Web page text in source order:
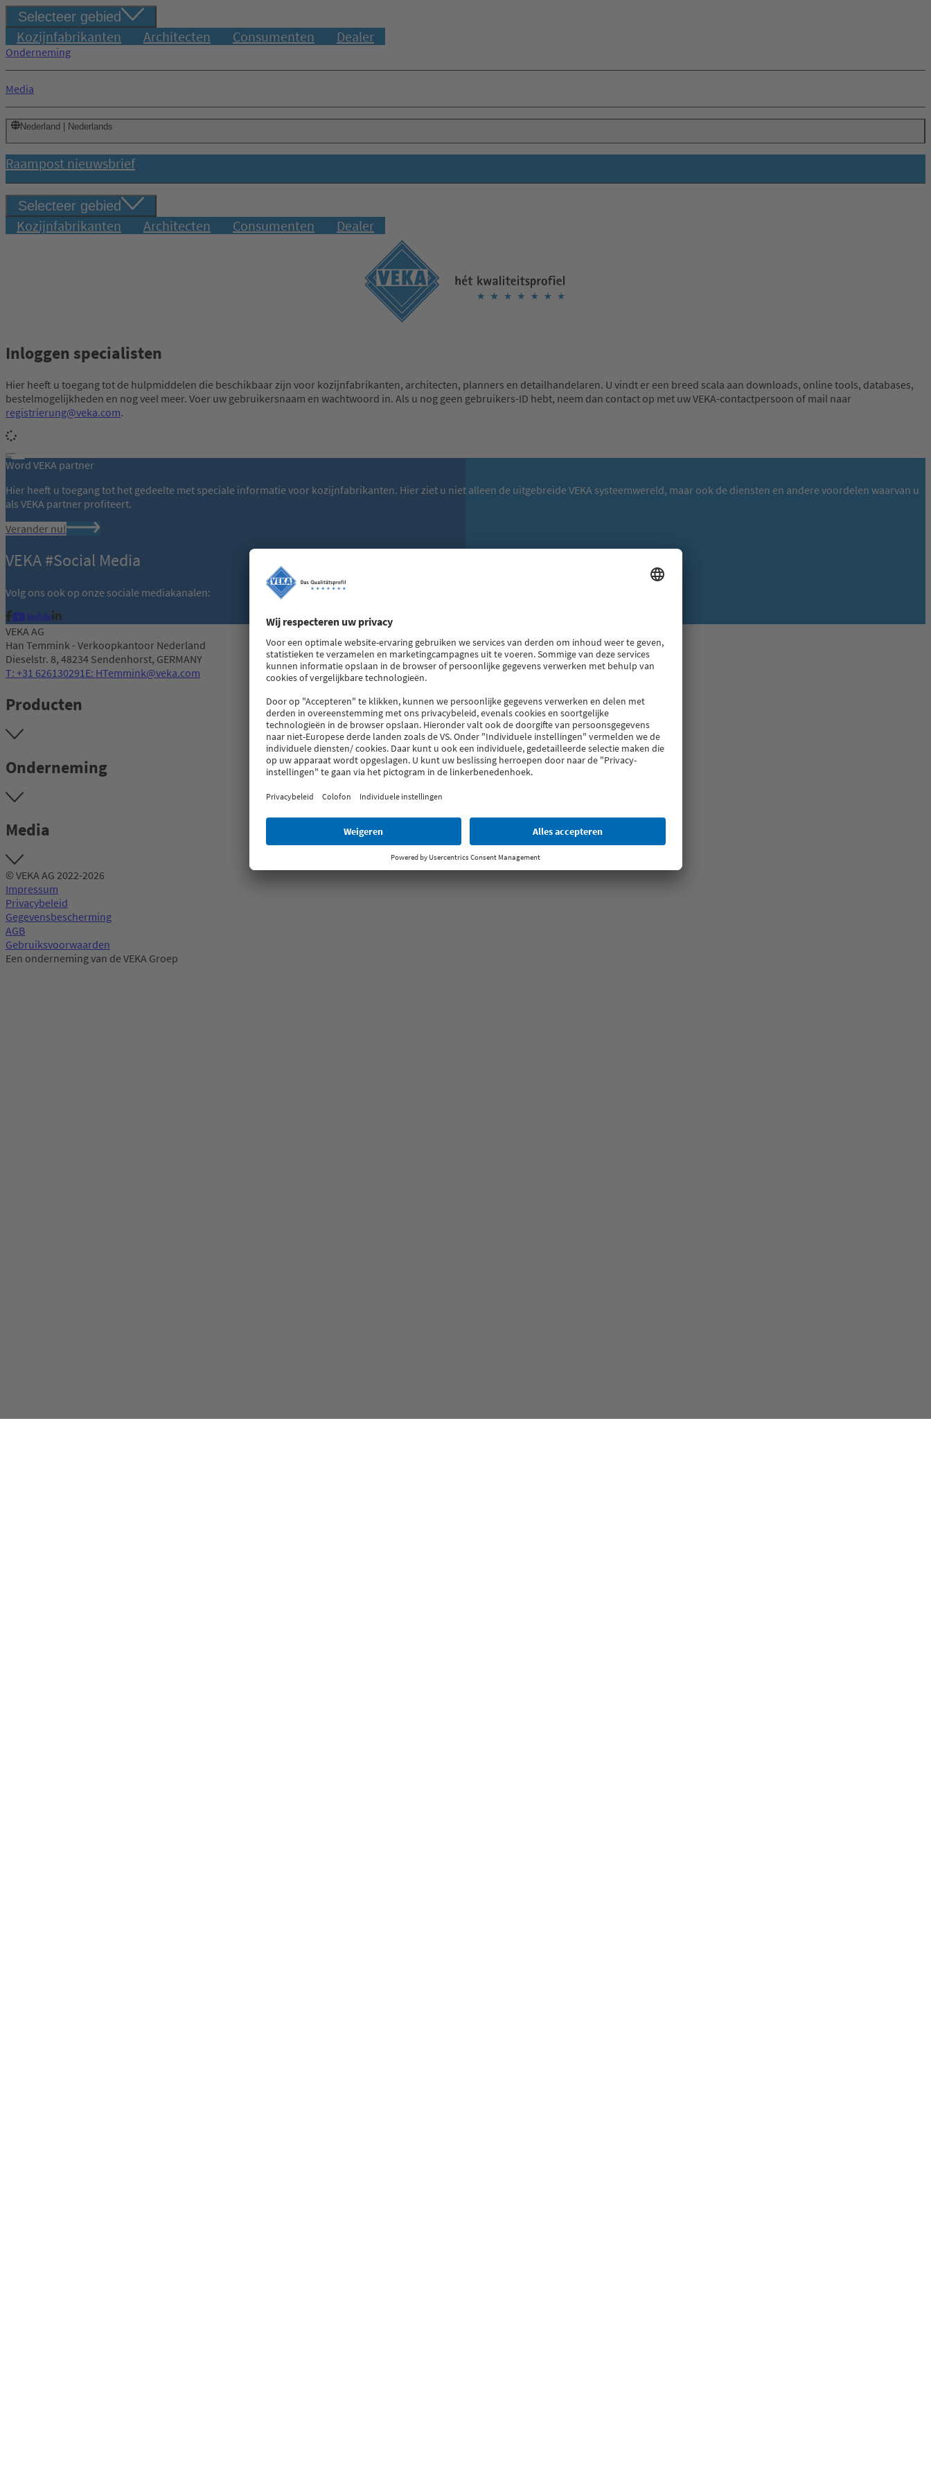
Selecteer gebied
Kozijnfabrikanten Architecten Consumenten Dealer
Onderneming
Media
Nederland | Nederlands
Raampost nieuwsbrief
Selecteer gebied
Kozijnfabrikanten Architecten Consumenten Dealer
Inloggen specialisten
Hier heeft u toegang tot de hulpmiddelen die beschikbaar zijn voor kozijnfabrikanten, architecten, planners en detailhandelaren. U vindt er een breed scala aan downloads, online tools, databases,
bestelmogelijkheden en nog veel meer. Voer uw gebruikersnaam en wachtwoord in. Als u nog geen gebruikers-ID hebt, neem dan contact op met uw VEKA-contactpersoon of mail naar
registrierung@veka.com.
Word VEKA partner
Hier heeft u toegang tot het gedeelte met speciale informatie voor kozijnfabrikanten. Hier ziet u niet alleen de uitgebreide VEKA systeemwereld, maar ook de diensten en andere voordelen waarvan u
als VEKA partner profiteert.
Verander nu!
VEKA #Social Media
Volg ons ook op onze sociale mediakanalen:
VEKA AG
Han Temmink - Verkoopkantoor Nederland
Dieselstr. 8, 48234 Sendenhorst, GERMANY
T: +31 626130291 E: HTemmink@veka.com
Producten
Onderneming
Media
© VEKA AG 2022-2026
Impressum
Privacybeleid
Gegevensbescherming
AGB
Gebruiksvoorwaarden
Een onderneming van de VEKA Groep